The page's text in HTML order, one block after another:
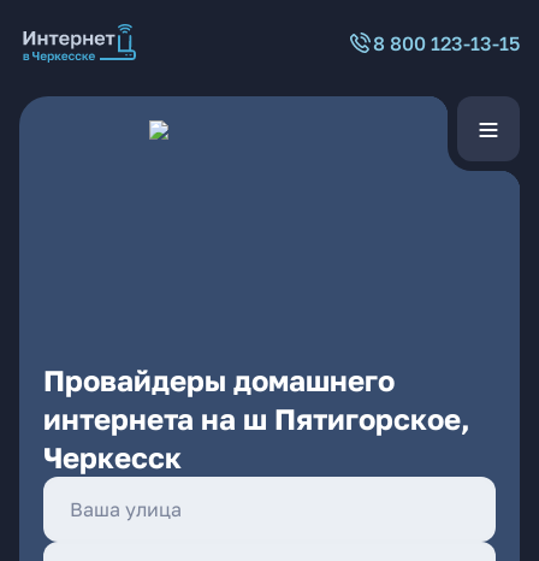
8 800 123-13-15
Провайдеры домашнего
интернета на ш Пятигорское,
Черкесск